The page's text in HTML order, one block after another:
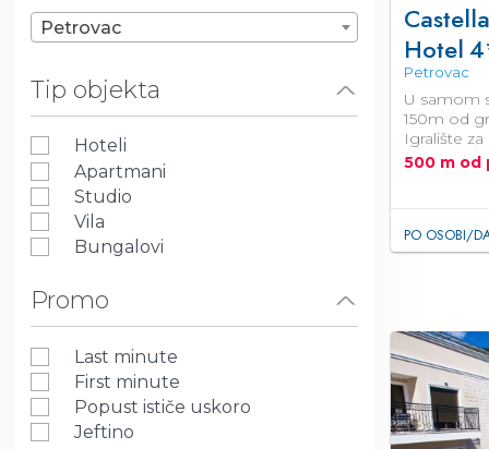
Petrovac
Tip objekta
Hoteli
Apartmani
Studio
Vila
Bungalovi
Promo
Last minute
First minute
Popust ističe uskoro
Jeftino
Hotel
Petrovac
U samom
150m od
Igralište za
500 m od
PO OSOBI/